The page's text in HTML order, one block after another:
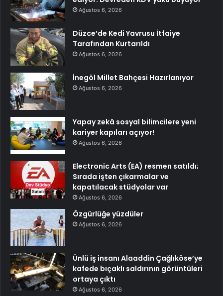
Ağustos 6, 2026
Düzce’de Kedi Yavrusu İtfaiye
Tarafından Kurtarıldı
Ağustos 6, 2026
İnegöl Millet Bahçesi Hazırlanıyor
Ağustos 6, 2026
Yapay zekâ sosyal bilimcilere yeni
kariyer kapıları açıyor!
Ağustos 6, 2026
Electronic Arts (EA) resmen satıldı;
Sırada işten çıkarmalar ve
kapatılacak stüdyolar var
Ağustos 6, 2026
Özgürlüğe yüzdüler
Ağustos 6, 2026
Ünlü iş insanı Alaaddin Çağlıköse’ye
kafede bıçaklı saldırının görüntüleri
ortaya çıktı
Ağustos 6, 2026